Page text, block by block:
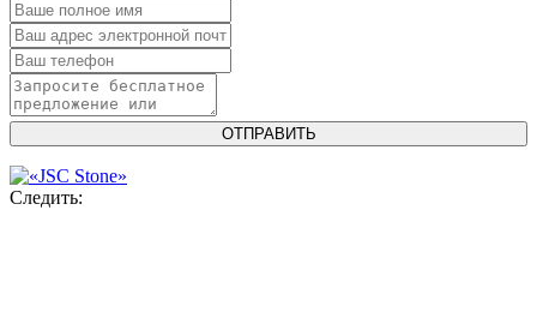
Следить: